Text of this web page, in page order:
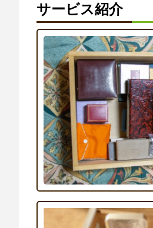
サービス紹介